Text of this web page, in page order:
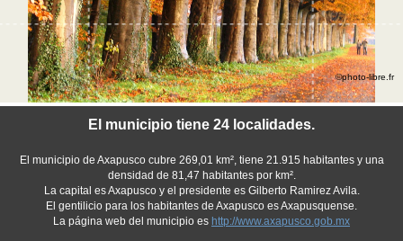
El municipio tiene 24 localidades.
El municipio de Axapusco cubre 269,01 km², tiene 21.915 habitantes y una
densidad de 81,47 habitantes por km².
La capital es Axapusco y el presidente es Gilberto Ramirez Avila.
El gentilicio para los habitantes de Axapusco es Axapusquense.
La página web del municipio es http://www.axapusco.gob.mx
©photo-libre.fr